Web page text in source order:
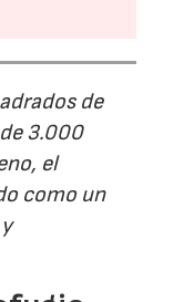
de
3.000
el
como un